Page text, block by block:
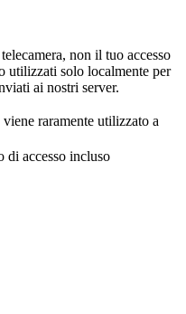
non il tuo accesso
utilizzati solo localmente per
ai nostri server.
viene raramente utilizzato a
di accesso incluso